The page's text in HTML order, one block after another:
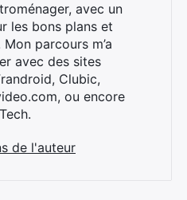
avec un
les bons plans et
parcours m’a
avec des sites
Clubic,
ou encore
de l'auteur